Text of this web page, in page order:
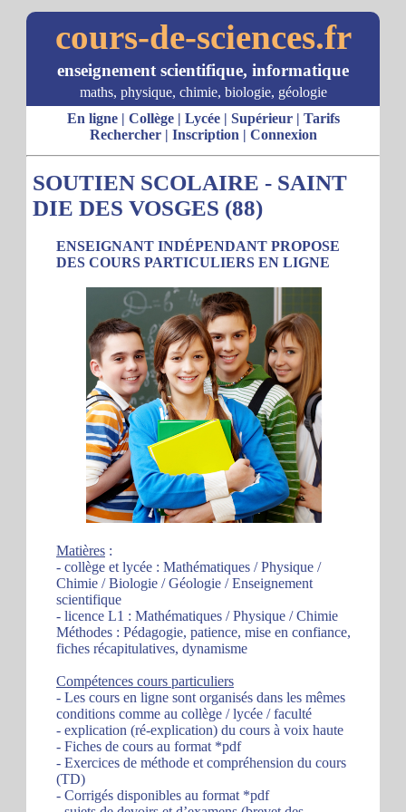
cours-de-sciences.fr
enseignement scientifique, informatique
maths, physique, chimie, biologie, géologie
En ligne| Collège| Lycée| Supérieur| Tarifs
Rechercher| Inscription | Connexion
SOUTIEN SCOLAIRE - SAINT
DIE DES VOSGES (88)
ENSEIGNANT INDÉPENDANT PROPOSE
DES COURS PARTICULIERS EN LIGNE
Matières :
- collège et lycée : Mathématiques / Physique /
Chimie / Biologie / Géologie / Enseignement
scientifique
- licence L1 : Mathématiques / Physique / Chimie
Méthodes : Pédagogie, patience, mise en confiance,
fiches récapitulatives, dynamisme
Compétences cours particuliers
- Les cours en ligne sont organisés dans les mêmes
conditions comme au collège / lycée / faculté
- explication (ré-explication) du cours à voix haute
- Fiches de cours au format *pdf
- Exercices de méthode et compréhension du cours
(TD)
- Corrigés disponibles au format *pdf